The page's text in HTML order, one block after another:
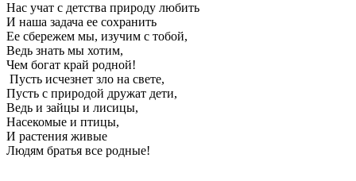
Нас учат с детства природу любить
И наша задача ее сохранить
Ее сбережем мы, изучим с тобой,
Ведь знать мы хотим,
Чем богат край родной!
Пусть исчезнет зло на свете,
Пусть с природой дружат дети,
Ведь и зайцы и лисицы,
Насекомые и птицы,
И растения живые
Людям братья все родные!